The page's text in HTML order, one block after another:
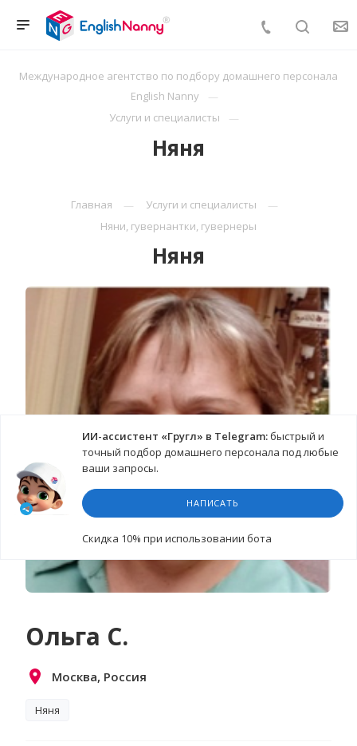
Международное агентство по подбору домашнего персонала
English Nanny
Услуги и специалисты
Няня
Главная
Услуги и специалисты
Няни, гувернантки, гувернеры
Няня
ИИ-ассистент «Гругл» в Telegram:быстрый и
точный подбор домашнего персонала под любые
ваши запросы.
НАПИСАТЬ
Cкидка 10% при использовании бота
Ольга С.
Москва, Россия
Няня